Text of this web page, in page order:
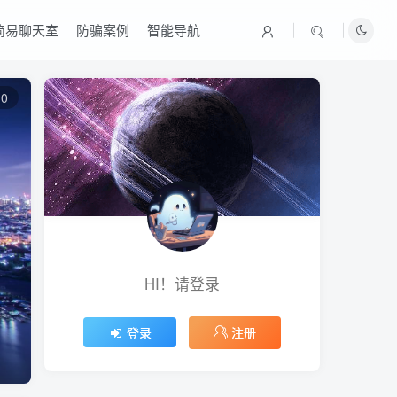
易聊天室 防骗案例 智能导航
0
HI！请登录
登录 注册